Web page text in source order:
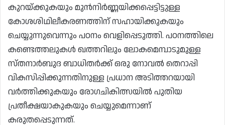
കുറയ്ക്കുകയും മുന്‍നിര്‍ണ്ണയിക്കപ്പെട്ടിട്ടുള്ള
കോശശിഥിലീകരണത്തിന് സഹായിക്കുകയും
ചെയ്യുന്നുവെന്നും പഠനം വെളിപ്പെടുത്തി. പഠനത്തിലെ
കണ്ടെത്തലുകൾ ഖത്തറിലും ലോകമെമ്പാടുമുള്ള
സ്തനാർബുദ ബാധിതർക്ക് ഒരു നോവൽ തെറാപ്പി
വികസിപ്പിക്കുന്നതിനുള്ള പ്രധാന അടിത്തറയായി
വർത്തിക്കുകയും രോഗചികിത്സയിൽ പുതിയ
പ്രതീക്ഷയാകുകയും ചെയ്യുമെന്നാണ്
കരുതപ്പെടുന്നത്.